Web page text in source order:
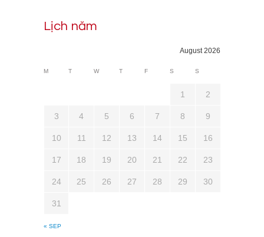
Lịch năm
August 2026
M T W T F S S
« SEP
1 2
3 4 5 6 7 8 9
10 11 12 13 14 15 16
17 18 19 20 21 22 23
24 25 26 27 28 29 30
31